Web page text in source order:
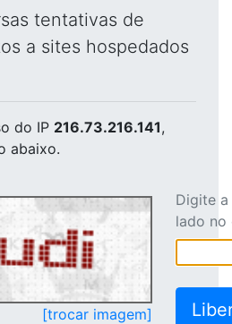
tentativas de
a sites hospedados
do IP 216.73.216.141,
abaixo.
[trocar imagem]
Digite
lado no